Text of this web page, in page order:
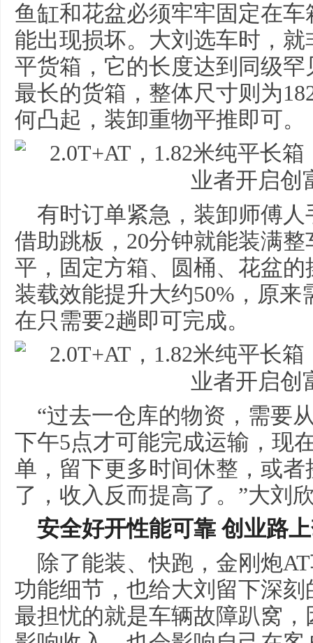
鱼缸和花盆必须牢牢固定在
能出现损坏。大刘选车时，
平货箱，它的长度达到同级
最长的货箱，整体尺寸则为
何凸起，装卸重物平推即可。
有时订单紧急，装卸师傅
借助跳板，20分钟就能装满
平，固定方箱、圆桶、花盆
装载效能提升大约50%，原
在只需要2趟即可完成。
“过去一仓库的物资，需要
下午5点才可能完成运输，现
单，留下更多时间休整，或
了，收入反而提高了。”大刘
安全好开性能可靠 创业路
除了能装、快跑，金刚炮
功能细节，也给大刘留下深
最担忧的就是车辆故障趴窝